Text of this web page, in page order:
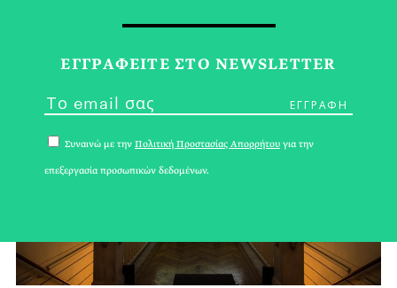
ΕΓΓPΑΦΕΙΤΕ ΣΤΟ NEWSLETTER
Συναινώ με την Πολιτική Προστασίας Απορρήτου για την
επεξεργασία προσωπικών δεδομένων.